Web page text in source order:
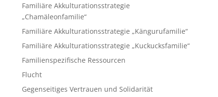
Familiäre Akkulturationsstrategie
„Chamäleonfamilie“
Familiäre Akkulturationsstrategie „Kängurufamilie“
Familiäre Akkulturationsstrategie „Kuckucksfamilie“
Familienspezifische Ressourcen
Flucht
Gegenseitiges Vertrauen und Solidarität